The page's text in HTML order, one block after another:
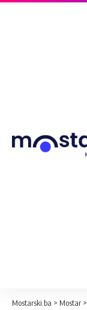
Mostarski.ba > Mostar >